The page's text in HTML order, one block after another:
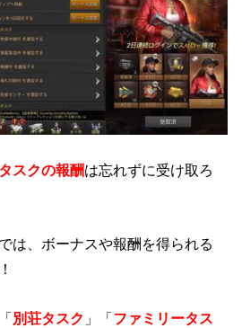
タスクの報酬は忘れずに受け取ろ
は、ボーナスや報酬を得られる
別荘タスク 」「ファミリータス